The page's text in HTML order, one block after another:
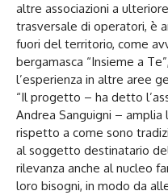
altre associazioni a
trasversale di operatori, è
fuori del territorio, come
bergamasca “Insieme a
l’esperienza in altre aree
“Il progetto – ha detto
Andrea Sanguigni –
rispetto a come sono
al soggetto destinatario
rilevanza anche al nucleo
loro bisogni, in modo da